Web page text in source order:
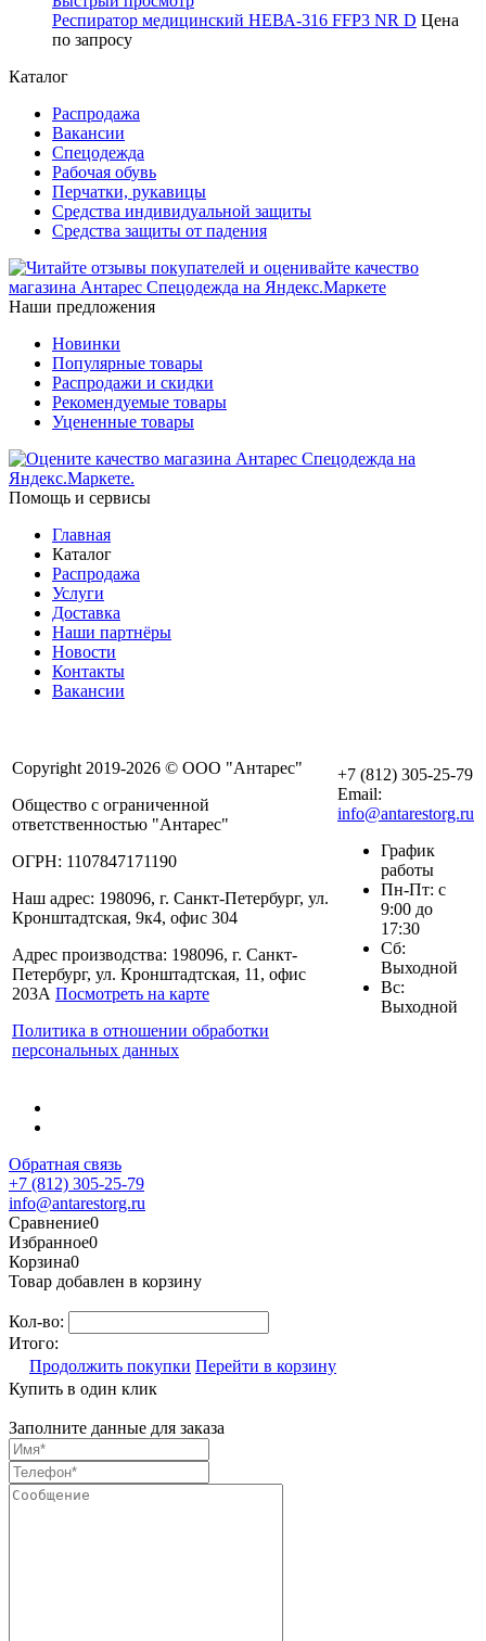
Респиратор медицинский НЕВА-316 FFP3 NR D Цена
по запросу
Каталог
Распродажа
Вакансии
Спецодежда
Рабочая обувь
Перчатки, рукавицы
Средства индивидуальной защиты
Средства защиты от падения
Наши предложения
Новинки
Популярные товары
Распродажи и скидки
Рекомендуемые товары
Уцененные товары
Помощь и сервисы
Главная
Каталог
Распродажа
Услуги
Доставка
Наши партнёры
Новости
Контакты
Вакансии
Copyright 2019-2026 © ООО "Антарес"
Общество с ограниченной
ответственностью "Антарес"
ОГРН: 1107847171190
Наш адрес: 198096, г. Санкт-Петербург, ул.
Кронштадтская, 9к4, офис 304
Адрес производства: 198096, г. Санкт-
Петербург, ул. Кронштадтская, 11, офис
203А Посмотреть на карте
Политика в отношении обработки
персональных данных
+7 (812) 305-25-79
Email:
info@antarestorg.ru
График
работы
Пн-Пт: с
9:00 до
17:30
Сб:
Выходной
Вс:
Выходной
Обратная связь
+7 (812) 305-25-79
info@antarestorg.ru
Сравнение0
Избранное0
Корзина0
Товар добавлен в корзину
Кол-во:
Итого:
Продолжить покупки Перейти в корзину
Купить в один клик
Заполните данные для заказа